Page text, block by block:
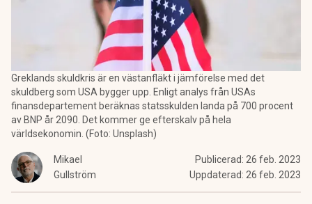
Greklands skuldkris är en västanfläkt i jämförelse med det
skuldberg som USA bygger upp. Enligt analys från USAs
finansdepartement beräknas statsskulden landa på 700 procent
av BNP år 2090. Det kommer ge efterskalv på hela
världsekonomin. (Foto: Unsplash)
Mikael
Gullström
Publicerad: 26 feb. 2023
Uppdaterad: 26 feb. 2023